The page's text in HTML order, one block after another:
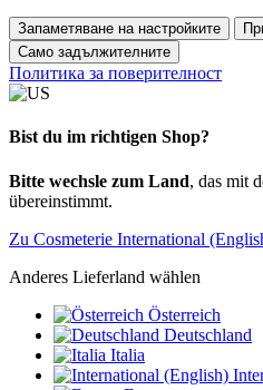
Запаметяване на настройките
Само задължителните
Политика за поверителност
Bist du im richtigen Shop?
Bitte wechsle zum Land, das mit
übereinstimmt.
Zu Cosmeterie International
Anderes Lieferland wählen
Österreich
Deutschland
Italia